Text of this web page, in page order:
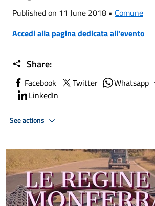
Published on 11 June 2018 • Comune
Accedi alla pagina dedicata all'evento
Share:
Facebook Twitter Whatsapp
LinkedIn
See actions